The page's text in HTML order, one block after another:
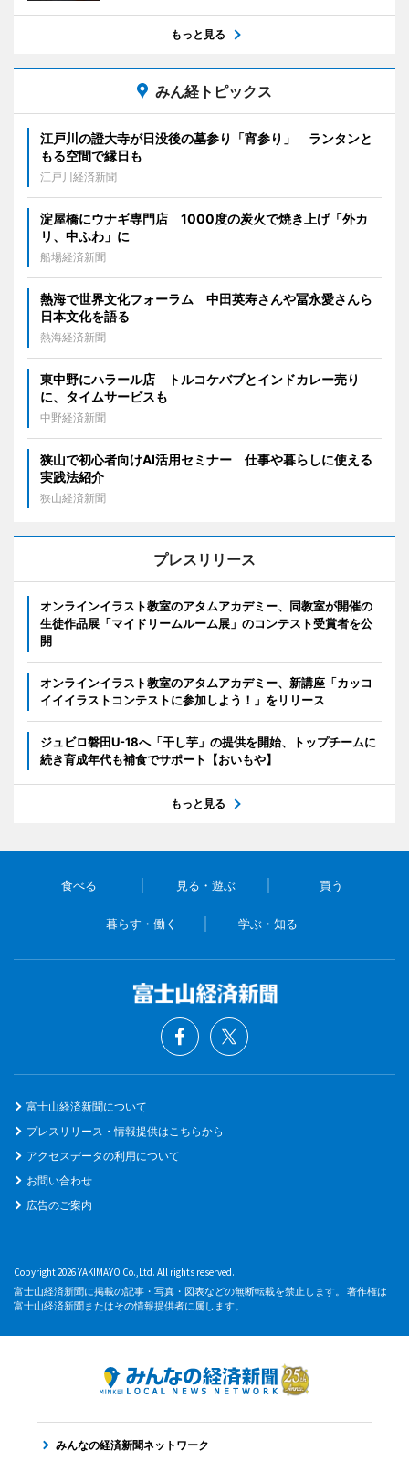
もっと見る
みん経トピックス
江戸川の證大寺が日没後の墓参り「宵参り」 ランタンと
もる空間で縁日も
江戸川経済新聞
淀屋橋にウナギ専門店 1000度の炭火で焼き上げ「外カ
リ、中ふわ」に
船場経済新聞
熱海で世界文化フォーラム 中田英寿さんや冨永愛さんら
日本文化を語る
熱海経済新聞
東中野にハラール店 トルコケバブとインドカレー売り
に、タイムサービスも
中野経済新聞
狭山で初心者向けAI活用セミナー 仕事や暮らしに使える
実践法紹介
狭山経済新聞
プレスリリース
オンラインイラスト教室のアタムアカデミー、同教室が開催の
生徒作品展「マイドリームルーム展」のコンテスト受賞者を公
開
オンラインイラスト教室のアタムアカデミー、新講座「カッコ
イイイラストコンテストに参加しよう！」をリリース
ジュビロ磐田U-18へ「干し芋」の提供を開始、トップチームに
続き育成年代も補食でサポート【おいもや】
もっと見る
食べる 見る・遊ぶ 買う
暮らす・働く 学ぶ・知る
富士山経済新聞について
プレスリリース・情報提供はこちらから
アクセスデータの利用について
お問い合わせ
広告のご案内
Copyright 2026 YAKIMAYO Co.,Ltd. All rights reserved.
富士山経済新聞に掲載の記事・写真・図表などの無断転載を禁止します。 著作権は
富士山経済新聞またはその情報提供者に属します。
みんなの経済新聞ネットワーク